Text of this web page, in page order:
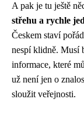
A pak je tu ještě
střehu a rychle
Českem staví
nespí klidně. Musí
informace, které
už není jen o
sloužit veřejnosti.